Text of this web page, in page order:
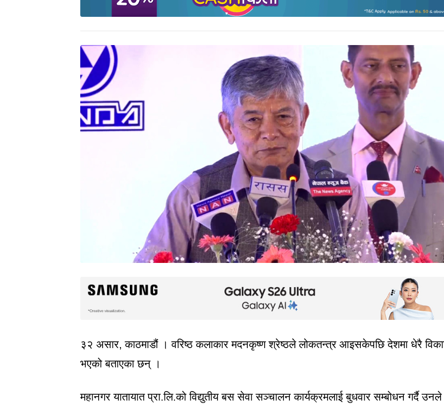
३२ असार, काठमाडौं । वरिष्ठ कलाकार मदनकृष्ण श्रेष्ठले लोकतन्त्र आइसकेपछि देशमा धेरै
भएको बताएका छन् ।
महानगर यातायात प्रा.लि.को विद्युतीय बस सेवा सञ्चालन कार्यक्रमलाई बुधवार सम्बोधन गर्दै उनले